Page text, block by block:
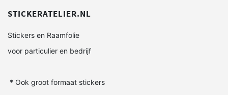
STICKERATELIER.NL
Stickers en Raamfolie
voor particulier en bedrijf
* Ook groot formaat stickers